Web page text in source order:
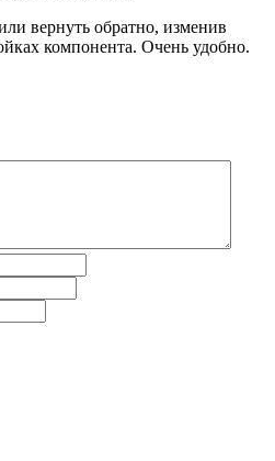
вернуть обратно, изменив
компонента. Очень удобно.